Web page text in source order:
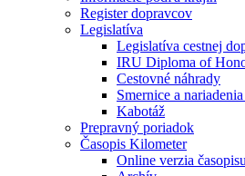
Register dopravcov
Legislatíva
Legislatíva cestnej
IRU Diploma of
Cestovné náhrady
Smernice a
Kabotáž
Prepravný poriadok
Časopis Kilometer
Online verzia